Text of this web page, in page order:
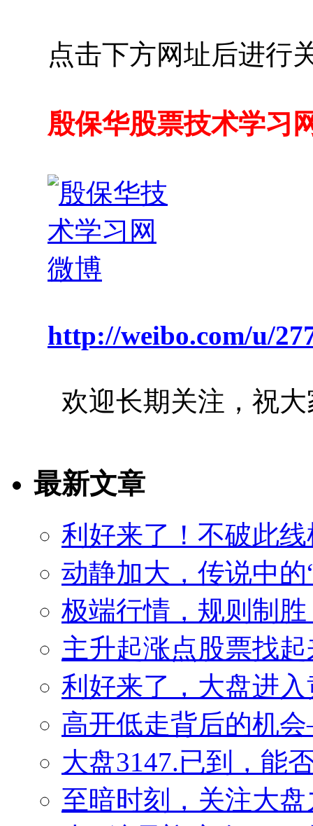
点击下方网址后进行
殷保华股票技术学习
http://weibo.com/u/
欢迎长期关注，祝大
最新文章
利好来了！不破此
动静加大，传说中的
极端行情，规则制胜
主升起涨点股票找
利好来了，大盘进
高开低走背后的机
大盘3147.已到，能
至暗时刻，关注大